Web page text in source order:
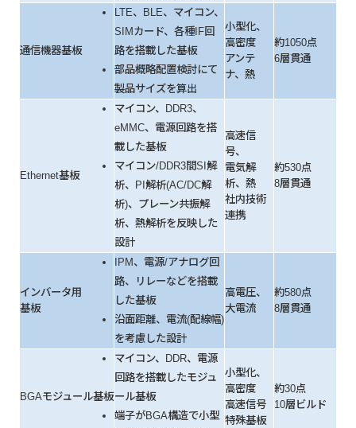
通信機器基板
LTE、BLE、マイコン、
SIMカード、各種IF回
路を搭載した基板
部品概略配置検討にて
製品サイズを算出
小型化、
高密度
アンテ
ナ、熱
約1050点
6層貫通
Ethernet基板
マイコン、DDR3、
eMMC、電源回路を搭
載した基板
マイコン/DDR3間SI解
析、PI解析(AC/DC解
析)、プレーン共振解
析、熱解析を反映した
設計
高速信
号、
電気解
析、熱
社内技術
連携
約530点
8層貫通
インバータ用
基板
IPM、電源/アナログ回
路、リレーなどを搭載
した基板
沿面距離、電流(配線幅)
を考慮した設計
高電圧、
大電流
約580点
8層貫通
BGAモジュール基板
マイコン、DDR、電源
回路を搭載したモジュ
ール基板
端子がBGA構造で小型
小型化、
高密度
高速信号
特殊基板
約30点
10層ビルド